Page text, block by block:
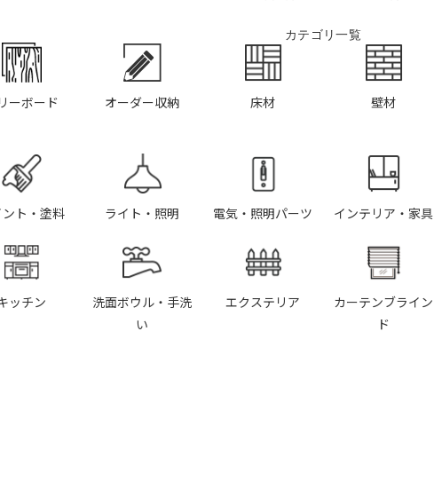
カテゴリ一覧
ーボード オーダー収納 床材 壁材
ト・塗料 ライト・照明 電気・照明パーツ インテリア・家具
ッチン
洗面ボウル・手洗
い
エクステリア
カーテンブライン
ド